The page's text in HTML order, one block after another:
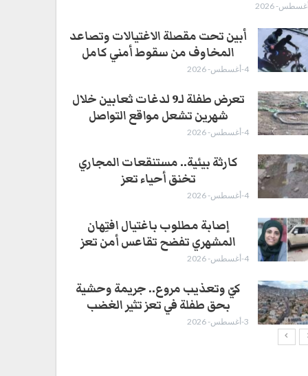
أبين تحت مقصلة الاغتيالات وتصاعد
المخاوف من سقوط أمني كامل
4-أغسطس- 2026
تعرض طفلة لـ9 لدغات ثعابين خلال
شهرين تشعل مواقع التواصل
4-أغسطس- 2026
كارثة بيئية.. مستنقعات المجاري
تخنق أحياء تعز
4-أغسطس- 2026
إصابة مطلوب باغتيال افتِهان
المشهري تفضح تقاعس أمن تعز
4-أغسطس- 2026
كيّ وتعذيب مروع.. جريمة وحشية
بحق طفلة في تعز تثير الغضب
3-أغسطس- 2026